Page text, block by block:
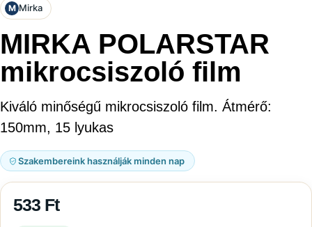
M Mirka
MIRKA POLARSTAR
mikrocsiszoló film
Kiváló minőségű mikrocsiszoló film. Átmérő:
150mm, 15 lyukas
Szakembereink használják minden nap
533 Ft